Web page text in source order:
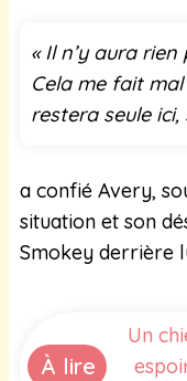
« Il n’y aura
Cela me fait
restera seule ici,
a confié Avery,
situation et son
Smokey derrière
À lire
Un